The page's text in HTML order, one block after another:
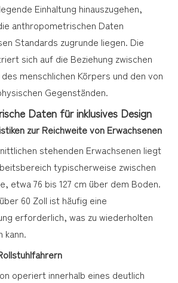
Einhaltung hinauszugehen,
anthropometrischen Daten
Standards zugrunde liegen. Die
sich auf die Beziehung zwischen
menschlichen Körpers und den von
Gegenständen.
Daten für inklusives Design
zur Reichweite von Erwachsenen
stehenden Erwachsenen liegt
typischerweise zwischen
etwa 76 bis 127 cm über dem Boden.
60 Zoll ist häufig eine
erforderlich, was zu wiederholten
kann.
operiert innerhalb eines deutlich